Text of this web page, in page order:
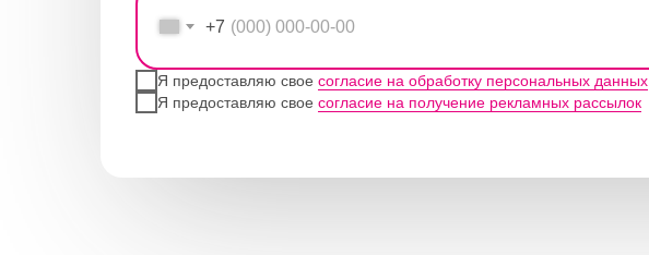
+7
Я предоставляю свое согласие на обработку персональных данных
Я предоставляю свое согласие на получение рекламных рассылок